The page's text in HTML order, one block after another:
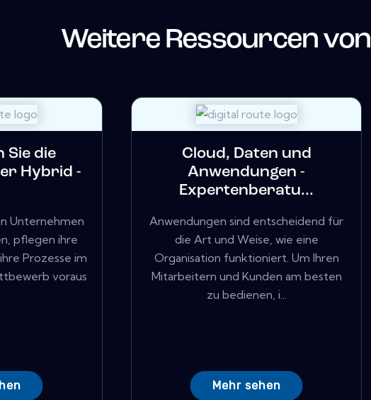
Weitere Ressourcen von
Sie die
Hybrid -
Unternehmen
pflegen ihre
Prozesse im
voraus
Cloud, Daten und
Anwendungen -
Expertenberatu...
Anwendungen sind entscheidend für
die Art und Weise, wie eine
Organisation funktioniert. Um Ihren
Mitarbeitern und Kunden am besten
zu bedienen, i...
Mehr sehen